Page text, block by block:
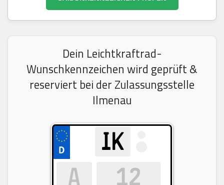
Dein Leichtkraftrad-
Wunschkennzeichen wird geprüft &
reserviert bei der Zulassungsstelle
Ilmenau